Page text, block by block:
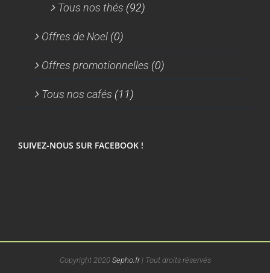
Tous nos thés (92)
Offres de Noel (0)
Offres promotionnelles (0)
Tous nos cafés (11)
SUIVEZ-NOUS SUR FACEBOOK !
Copyright 2020 Sepho.fr| Tout droits réservés